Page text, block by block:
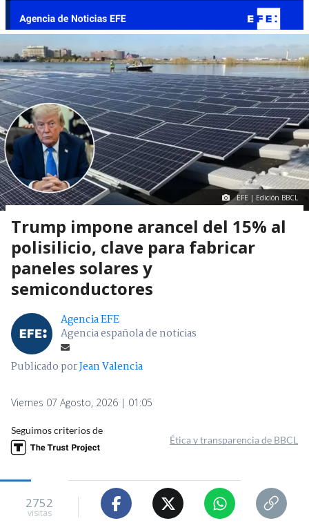
EFE | Edición BBCL
Trump impone arancel del 15% al
polisilicio, clave para fabricar
paneles solares y
semiconductores
Agencia EFE
Agencia española de noticias
Publicado porJean Valencia
Viernes 07 Agosto, 2026 | 01:05
Seguimos criterios de
Ética y transparencia de BBCL
2752
visitas